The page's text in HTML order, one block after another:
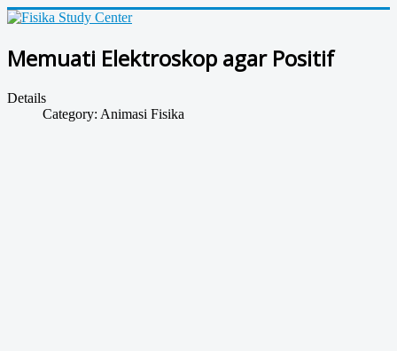
Memuati Elektroskop agar Positif
Details
Category: Animasi Fisika